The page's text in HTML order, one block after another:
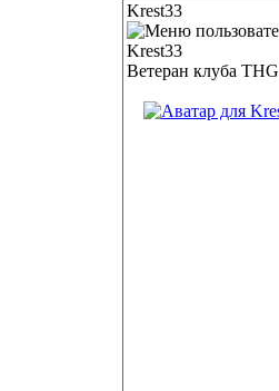
Krest33
Ветеран клуба THG